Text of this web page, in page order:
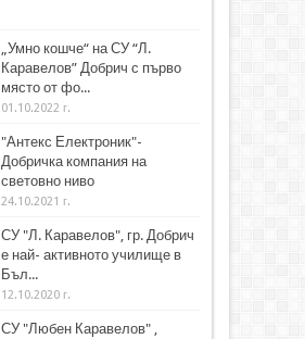
„Умно кошче“ на СУ “Л.
Каравелов” Добрич с първо
място от фо...
01.10.2022 г.
"Антекс Електроник"-
Добричка компания на
световно ниво
24.10.2021 г.
СУ "Л. Каравелов", гр. Добрич
е най- активното училище в
Бъл...
12.10.2020 г.
СУ "Любен Каравелов" ,